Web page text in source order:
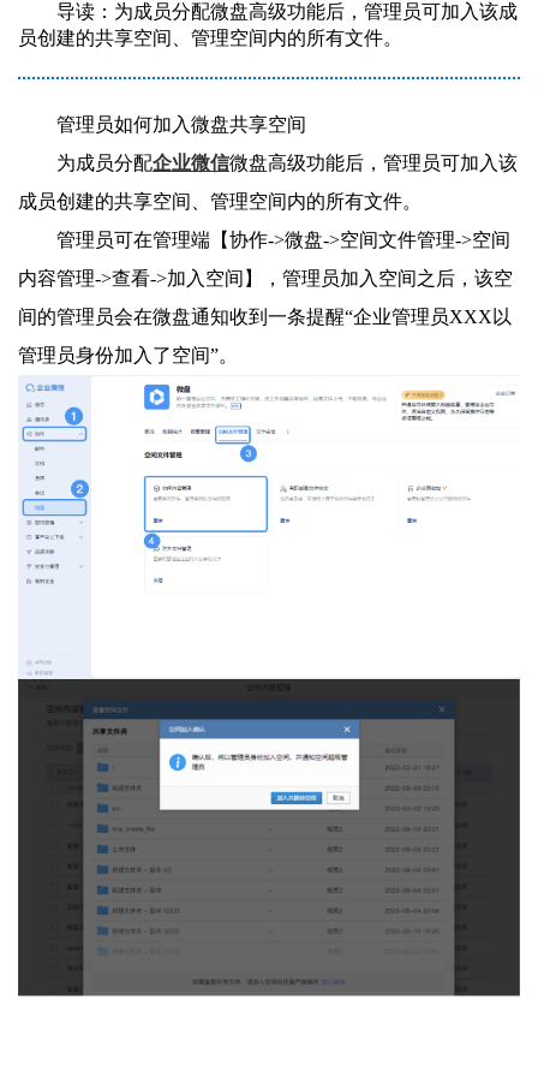
导读：为成员分配微盘高级功能后，管理员可加入该成
员创建的共享空间、管理空间内的所有文件。
管理员如何加入微盘共享空间
为成员分配企业微信微盘高级功能后，管理员可加入该
成员创建的共享空间、管理空间内的所有文件。
管理员可在管理端【协作->微盘->空间文件管理->空间
内容管理->查看->加入空间】，管理员加入空间之后，该空
间的管理员会在微盘通知收到一条提醒“企业管理员XXX以
管理员身份加入了空间”。